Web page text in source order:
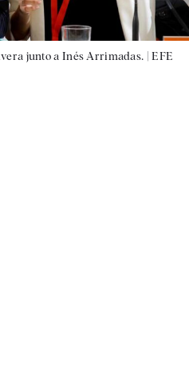
junto a Inés Arrimadas. |EFE